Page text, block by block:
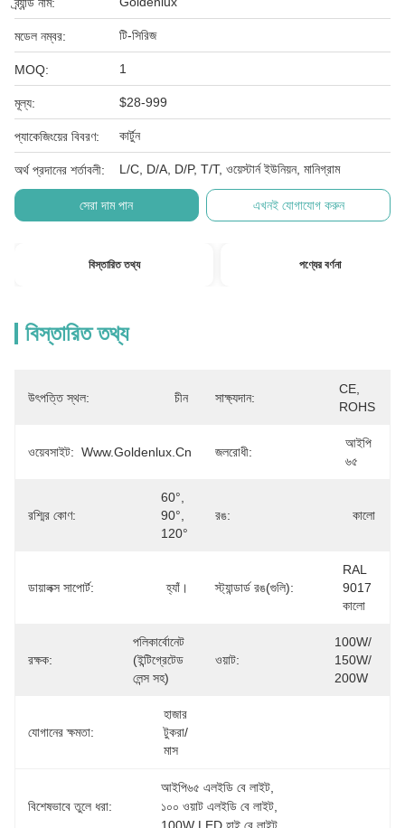
মডেল নম্বর: টি-সিরিজ
MOQ: 1
মূল্য: $28-999
প্যাকেজিংয়ের বিবরণ: কার্টুন
অর্থ প্রদানের শর্তাবলী: L/C, D/A, D/P, T/T, ওয়েস্টার্ন ইউনিয়ন, মানিগ্রাম
সেরা দাম পান এখনই যোগাযোগ করুন
বিস্তারিত তথ্য পণ্যের বর্ণনা
বিস্তারিত তথ্য
উৎপত্তি স্থল: চীন সাক্ষ্যদান:
CE,
ROHS
ওয়েবসাইট: Www.goldenlux.cn জলরোধী:
আইপি
৬৫
রশ্মির কোণ:
60°,
90°,
120°
রঙ: কালো
ডায়ালক্স সাপোর্ট: হ্যাঁ। স্ট্যান্ডার্ড রঙ(গুলি):
RAL
9017
কালো
রক্ষক:
পলিকার্বোনেট
(ইন্টিগ্রেটেড
লেন্স সহ)
ওয়াট:
100W/
150W/
200W
যোগানের ক্ষমতা:
হাজার
টুকরা/
মাস
বিশেষভাবে তুলে ধরা:
আইপি৬৫ এলইডি বে লাইট
১০০ ওয়াট এলইডি বে লাইট